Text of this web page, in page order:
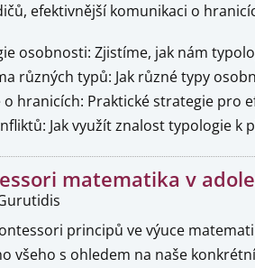
efektivnější komunikaci o
osobnosti: Zjistíme, jak nám
různých typů: Jak různé typy
hranicích: Praktické strategie pro
Jak využít znalost typologie k
matematika v
principů ve výuce
všeho s ohledem na naše